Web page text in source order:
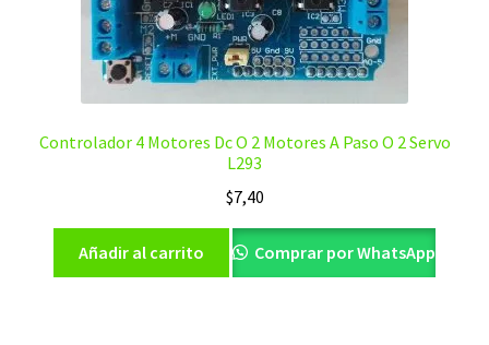
Controlador 4 Motores Dc O 2 Motores A Paso O 2 Servo
L293
$7,40
Añadir al carrito Comprar por WhatsApp